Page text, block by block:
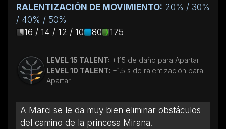
RALENTIZACIÓN DE MOVIMIENTO: 20% / 30%
/ 40% / 50%
16 / 14 / 12 / 10
80 175
LEVEL 15 TALENT: +115 de daño para Apartar
LEVEL 10 TALENT: +1.5 s de ralentización para
Apartar
A Marci se le da muy bien eliminar obstáculos
del camino de la princesa Mirana.